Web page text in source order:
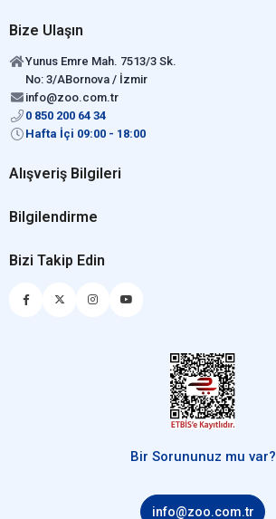
Bize Ulaşın
Yunus Emre Mah. 7513/3 Sk.
No: 3/ABornova / İzmir
info@zoo.com.tr
0 850 200 64 34
Hafta İçi 09:00 - 18:00
Alışveriş Bilgileri
Bilgilendirme
Bizi Takip Edin
Bir Sorununuz mu var?
info@zoo.com.tr